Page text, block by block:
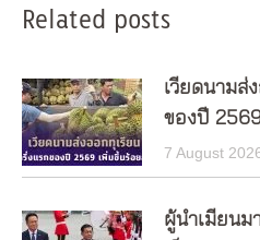
Related posts
เวียดนามส่
ของปี
7 August
ผู้นำเมียนม